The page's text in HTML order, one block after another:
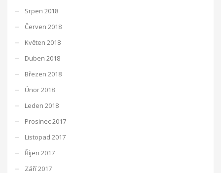
Srpen 2018
Červen 2018
Květen 2018
Duben 2018
Březen 2018
Únor 2018
Leden 2018
Prosinec 2017
Listopad 2017
Říjen 2017
Září 2017